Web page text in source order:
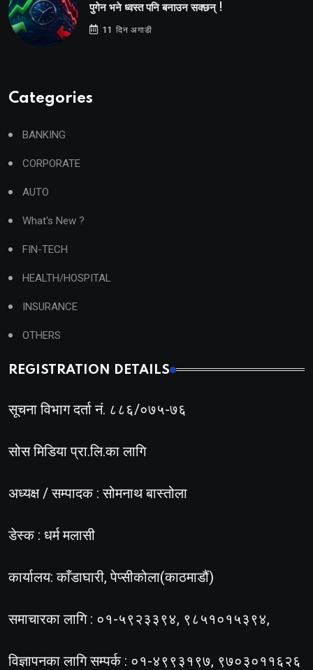
पुगेन भने ध्वस्त पनि बनाउन सक्छन् !
11 दिन अगाडी
Categories
BANKING
CORPORATE
AUTO
What's New ?
FIN-TECH
HEALTH/HOSPITAL
INSURANCE
OTHERS
REGISTRATION DETAILS
सूचना विभाग दर्ता नं. ८८६/०७५-७६
सोस मिडिया प्रा.लि.का लागि
अध्यक्ष / सम्पादक : सोमनाथ बास्तोला
डेस्क : धर्म मलासी
कार्यालय: काँडाघारी, पेप्सीकोला(काठमाडौं)
समाचारका लागि : ०१-५९२३३९४, ९८५१०१५३९४,
विज्ञापनका लागि सम्पर्क : ०१-४९९३१९७, ९७०३०११६२६